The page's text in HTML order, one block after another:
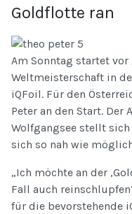
Goldflotte ran
Am Sonntag startet vor
Weltmeisterschaft in
iQFoil. Für den
Peter an den Start. Der
Wolfgangsee stellt
sich so nah wie
„Ich möchte an der
Fall auch
für die bevorstehende